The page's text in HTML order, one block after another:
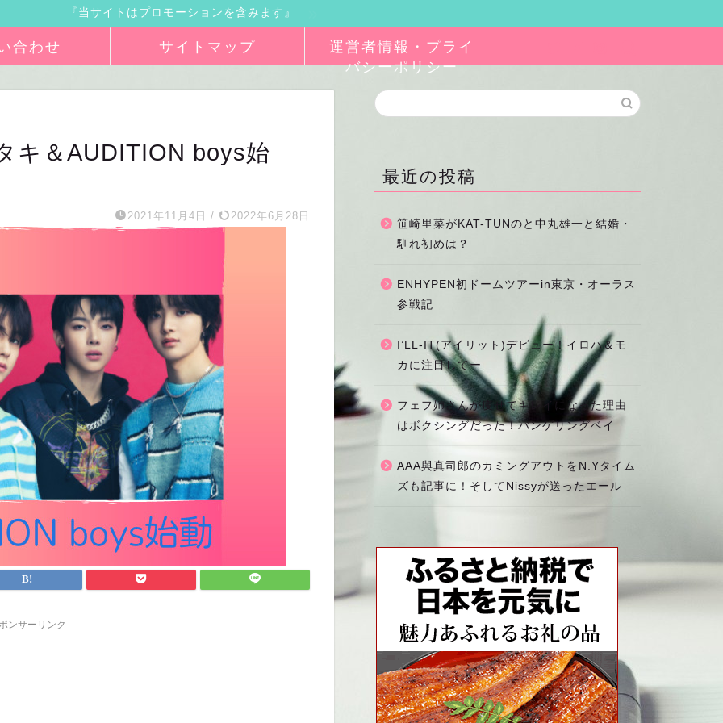
『当サイトはプロモーションを含みます』
合わせ サイトマップ
運営者情報・プライ
バシーポリシー
キ＆AUDITION boys始
2021年11月4日 / 2022年6月28日
ンサーリンク
最近の投稿
笹崎里菜がKAT-TUNのと中丸雄一と結婚・
馴れ初めは？
ENHYPEN初ドームツアーin東京・オーラス
参戦記
I’LL-IT(アイリット)デビュー！イロハ＆モ
カに注目してー
フェフ姉さんが痩せてキレイになった理由
はボクシングだった！バンゲリングベイ
AAA與真司郎のカミングアウトをN.Yタイム
ズも記事に！そしてNissyが送ったエール